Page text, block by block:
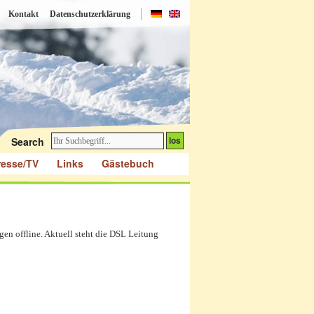
Kontakt
Search
Datenschutzerklärung
TV Links Gästebuch
offline. Aktuell steht die DSL Leitung